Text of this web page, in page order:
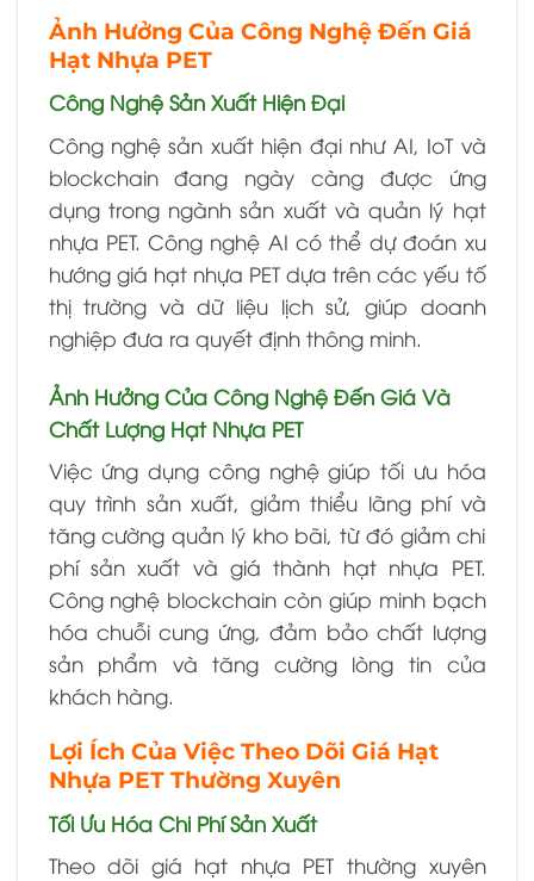
Ảnh Hưởng Của Công Nghệ Đến Giá
Hạt Nhựa PET
Công Nghệ Sản Xuất Hiện Đại
Công nghệ sản xuất hiện đại như AI, IoT và
blockchain đang ngày càng được ứng
dụng trong ngành sản xuất và quản lý hạt
nhựa PET. Công nghệ AI có thể dự đoán xu
hướng giá hạt nhựa PET dựa trên các yếu tố
thị trường và dữ liệu lịch sử, giúp doanh
nghiệp đưa ra quyết định thông minh.
Ảnh Hưởng Của Công Nghệ Đến Giá Và
Chất Lượng Hạt Nhựa PET
Việc ứng dụng công nghệ giúp tối ưu hóa
quy trình sản xuất, giảm thiểu lãng phí và
tăng cường quản lý kho bãi, từ đó giảm chi
phí sản xuất và giá thành hạt nhựa PET.
Công nghệ blockchain còn giúp minh bạch
hóa chuỗi cung ứng, đảm bảo chất lượng
sản phẩm và tăng cường lòng tin của
khách hàng.
Lợi Ích Của Việc Theo Dõi Giá Hạt
Nhựa PET Thường Xuyên
Tối Ưu Hóa Chi Phí Sản Xuất
Theo dõi giá hạt nhựa PET thường xuyên